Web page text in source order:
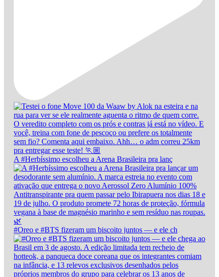
A #Herbíssimo escolheu a Arena Brasileira pra lanç
#Oreo e #BTS fizeram um biscoito juntos — e ele ch